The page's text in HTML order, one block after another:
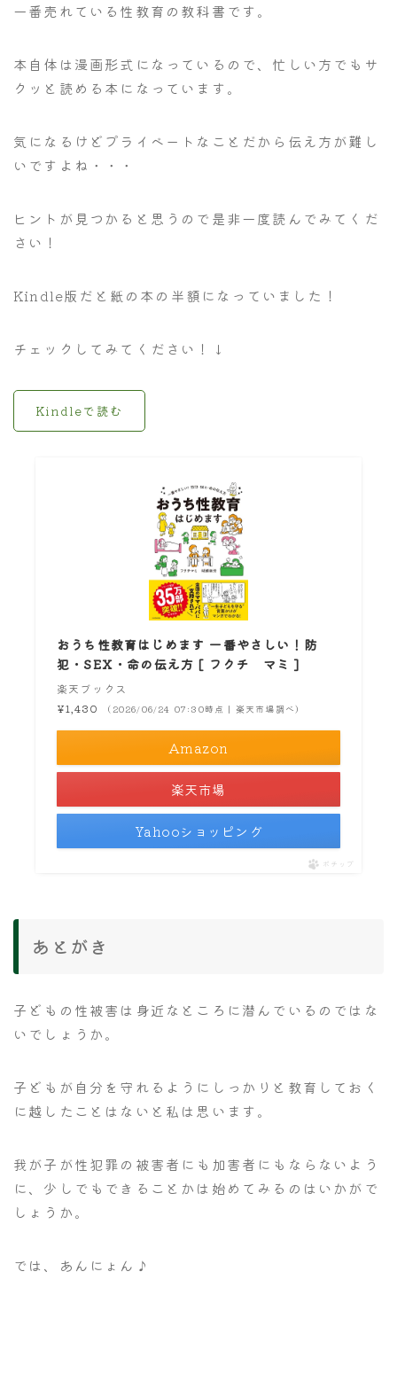
一番売れている性教育の教科書です。
本自体は漫画形式になっているので、忙しい方でもサ
クッと読める本になっています。
気になるけどプライベートなことだから伝え方が難し
いですよね・・・
ヒントが見つかると思うので是非一度読んでみてくだ
さい！
Kindle版だと紙の本の半額になっていました！
チェックしてみてください！↓
Kindleで読む
おうち性教育はじめます 一番やさしい！防
犯・SEX・命の伝え方 [ フクチ マミ ]
楽天ブックス
¥1,430
（2026/06/24 07:30時点 | 楽天市場調べ）
Amazon
楽天市場
Yahooショッピング
ポチップ
あとがき
子どもの性被害は身近なところに潜んでいるのではな
いでしょうか。
子どもが自分を守れるようにしっかりと教育しておく
に越したことはないと私は思います。
我が子が性犯罪の被害者にも加害者にもならないよう
に、少しでもできることかは始めてみるのはいかがで
しょうか。
では、あんにょん♪